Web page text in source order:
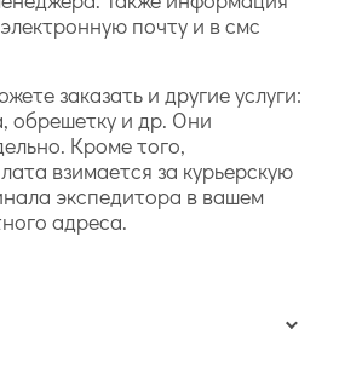
почту и в смс
заказать и другие услуги:
обрешетку и др. Они
Кроме того,
взимается за курьерскую
экспедитора в вашем
адреса.